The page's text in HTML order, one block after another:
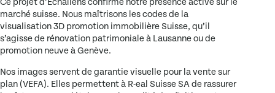
Ce projet d’Echallens confirme notre présence active sur le
marché suisse. Nous maîtrisons les codes de la
visualisation 3D promotion immobilière Suisse, qu’il
s’agisse de rénovation patrimoniale à Lausanne ou de
promotion neuve à Genève.
Nos images servent de garantie visuelle pour la vente sur
plan (VEFA). Elles permettent à R-eal Suisse SAde rassurer